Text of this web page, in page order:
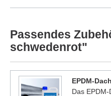
Passendes
schwedenrot"
EPDM-
Das